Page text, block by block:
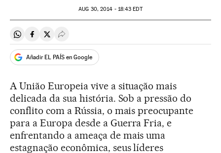
AUG 30, 2014 - 18:43 EDT
Compartir en Whatsapp
Compartir en Facebook
Compartir en Twitter
Desplegar Redes Sociales
Añadir EL PAÍS en Google
A União Europeia vive a situação mais
delicada da sua história. Sob a pressão do
conflito com a Rússia, o mais preocupante
para a Europa desde a Guerra Fria, e
enfrentando a ameaça de mais uma
estagnação econômica, seus líderes